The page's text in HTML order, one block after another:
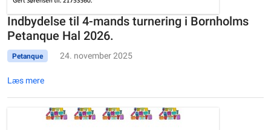
Indbydelse til 4-mands turnering i Bornholms
Petanque Hal 2026.
Petanque 24. november 2025
Læs mere